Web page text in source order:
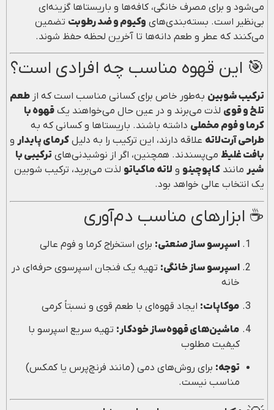
می‌شود و برای مصرف خانگی، کافه‌ها و باریستاها گزینه‌ای
بی‌نظیر است. بسته‌بندی‌های وکیوم و ضد رطوبت تضمین
می‌کنند که عطر و طعم دانه‌ها تا آخرین لحظه حفظ شوند.
🎯 این قهوه مناسب چه افرادی است؟
ترکیب شوبین به‌طور خاص برای کسانی مناسب است که از طعم
تلخ و قوی لذت می‌برند و در عین حال می‌خواهند یک قهوه با
کرما و فوم مخملی داشته باشند. باریستاها و کسانی که به
طراحی آرت‌لاته علاقه دارند، این ترکیب را به دلیل کرمای پایدار و
بافت غلیظ می‌پسندند. همچنین، اگر از نوشیدنی‌های ترکیبی با
شیر مانند کاپوچینو و لاته ماکیاتو لذت می‌برید، ترکیب شوبین
یک انتخاب عالی خواهد بود.
☕ ابزارهای مناسب دم‌آوری
اسپرسو ساز صنعتی: برای استخراج کرما و فوم عالی
اسپرسو ساز خانگی: تهیه یک فنجان اسپرسوی حرفه‌ای در
خانه
موکاپات: ایجاد قهوه‌ای با طعم قوی و نسبتاً کرمی
ماشین‌های قهوه‌ساز خودکار: تهیه سریع اسپرسو با
کیفیت مطلوب
توجه: برای روش‌های دمی (مانند فرنچ‌پرس یا کمکس)
مناسب نیست.